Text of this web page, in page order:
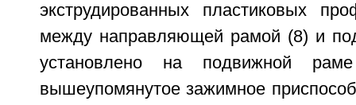
экструдированных пластиковых
между направляющей рамой (8) и
установлено на подвижной
вышеупомянутое зажимное